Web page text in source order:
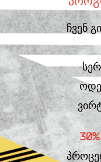
ჩვენ